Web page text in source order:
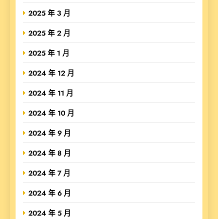
2025 年 3 月
2025 年 2 月
2025 年 1 月
2024 年 12 月
2024 年 11 月
2024 年 10 月
2024 年 9 月
2024 年 8 月
2024 年 7 月
2024 年 6 月
2024 年 5 月